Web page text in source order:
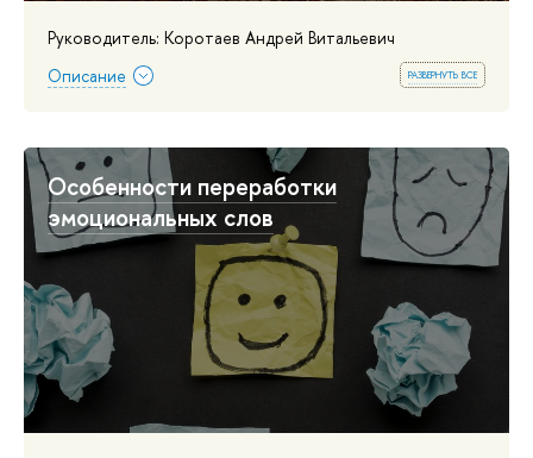
Руководитель: Коротаев Андрей Витальевич
развернуть все
Описание
Особенности переработки
эмоциональных слов